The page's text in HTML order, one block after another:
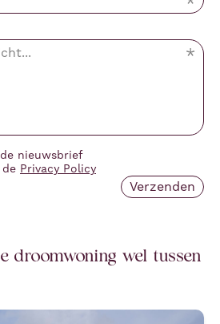
nieuwsbrief
Privacy Policy
droomwoning wel tussen